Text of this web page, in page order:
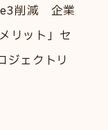
削減 企業
リット」セ
ジェクトリ